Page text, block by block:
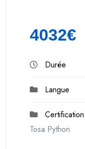
4032€
Durée
Langue
Certification
Tosa Python